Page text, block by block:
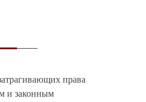
права
и законным